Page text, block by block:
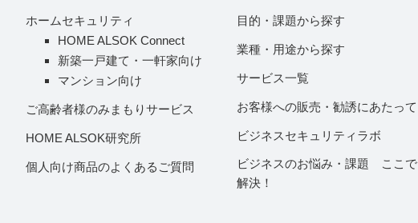
ホームセキュリティ
HOME ALSOK Connect
新築一戸建て・一軒家向け
マンション向け
ご高齢者様のみまもりサービス
HOME ALSOK研究所
個人向け商品のよくあるご質問
目的・課題から探す
業種・用途から探す
サービス一覧
お客様への販売・勧誘にあたって
ビジネスセキュリティラボ
ビジネスのお悩み・課題 ここで
解決！